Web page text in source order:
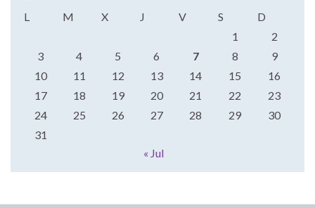
L
M X J V S
D
1
2
3
4 5 6 7 8
9
10
11 12 13 14 15
16
17
18 19 20 21 22
23
24
25 26 27 28 29
30
31
« Jul